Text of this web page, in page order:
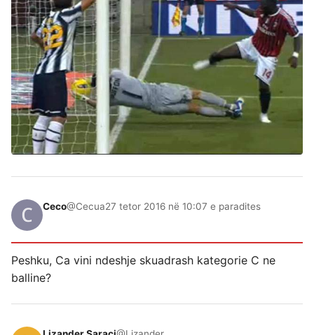
Ceco@Cecua27 tetor 2016 në 10:07 e paradites
Peshku, Ca vini ndeshje skuadrash kategorie C ne
balline?